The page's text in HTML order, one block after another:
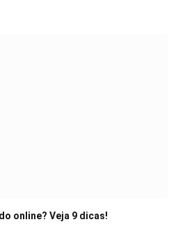
online? Veja 9 dicas!